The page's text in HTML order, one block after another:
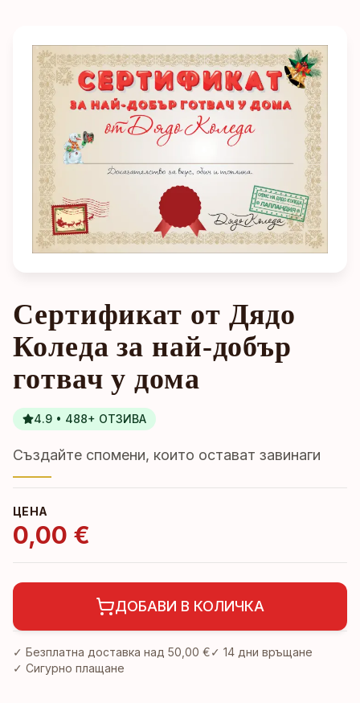
Сертификат от Дядо
Коледа за най-добър
готвач у дома
4.9 • 488+ ОТЗИВА
Създайте спомени, които остават завинаги
ЦЕНА
0,00 €
ДОБАВИ В КОЛИЧКА
✓ Безплатна доставка над 50,00 €✓ 14 дни връщане
✓ Сигурно плащане